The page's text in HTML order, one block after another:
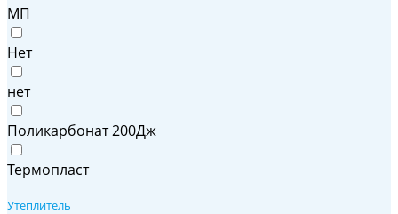
МП
Нет
нет
Поликарбонат 200Дж
Термопласт
Утеплитель